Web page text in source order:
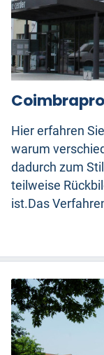
Hier erfahren
warum
dadurch zum
teilweise
ist.Das